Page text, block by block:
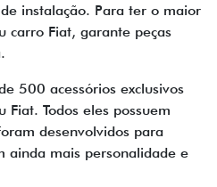
instalação. Para ter o maior
carro Fiat, garante peças
500 acessórios exclusivos
Fiat. Todos eles possuem
desenvolvidos para
ainda mais personalidade e